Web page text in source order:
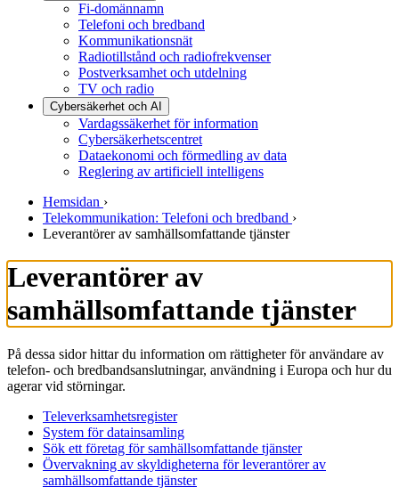
Fi-domännamn
Telefoni och bredband
Kommunikationsnät
Radiotillstånd och radiofrekvenser
Postverksamhet och utdelning
TV och radio
Cybersäkerhet och AI
Vardagssäkerhet för information
Cybersäkerhetscentret
Dataekonomi och förmedling av data
Reglering av artificiell intelligens
Hemsidan ›
Telekommunikation: Telefoni och bredband ›
Leverantörer av samhällsomfattande tjänster
Leverantörer av
samhällsomfattande tjänster
På dessa sidor hittar du information om rättigheter för användare av
telefon- och bredbandsanslutningar, användning i Europa och hur du
agerar vid störningar.
Televerksamhetsregister
System för datainsamling
Sök ett företag för samhällsomfattande tjänster
Övervakning av skyldigheterna för leverantörer av
samhällsomfattande tjänster